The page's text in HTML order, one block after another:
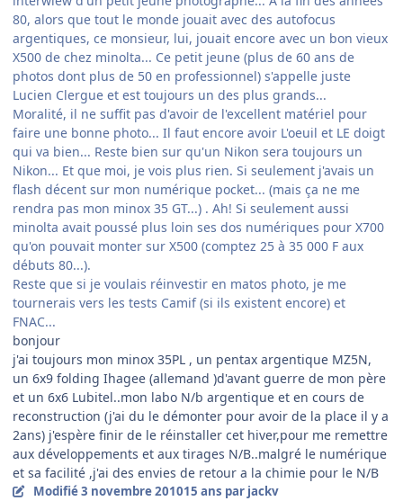
80, alors que tout le monde jouait avec des autofocus
argentiques, ce monsieur, lui, jouait encore avec un bon vieux
X500 de chez minolta... Ce petit jeune (plus de 60 ans de
photos dont plus de 50 en professionnel) s'appelle juste
Lucien Clergue et est toujours un des plus grands...
Moralité, il ne suffit pas d'avoir de l'excellent matériel pour
faire une bonne photo... Il faut encore avoir L'oeuil et LE doigt
qui va bien... Reste bien sur qu'un Nikon sera toujours un
Nikon... Et que moi, je vois plus rien. Si seulement j'avais un
flash décent sur mon numérique pocket... (mais ça ne me
rendra pas mon minox 35 GT...) . Ah! Si seulement aussi
minolta avait poussé plus loin ses dos numériques pour X700
qu'on pouvait monter sur X500 (comptez 25 à 35 000 F aux
débuts 80...).
Reste que si je voulais réinvestir en matos photo, je me
tournerais vers les tests Camif (si ils existent encore) et
FNAC...
bonjour
j'ai toujours mon minox 35PL , un pentax argentique MZ5N,
un 6x9 folding Ihagee (allemand )d'avant guerre de mon père
et un 6x6 Lubitel..mon labo N/b argentique et en cours de
reconstruction (j'ai du le démonter pour avoir de la place il y a
2ans) j'espère finir de le réinstaller cet hiver,pour me remettre
aux développements et aux tirages N/B..malgré le numérique
et sa facilité ,j'ai des envies de retour a la chimie pour le N/B
Modifié3 novembre 201015 ans par jackv